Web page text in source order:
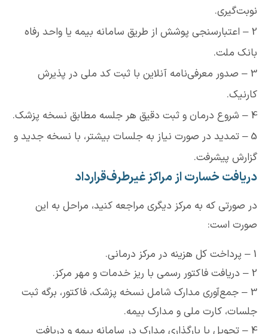
نوبت‌گیری.
2 – اعتبارسنجی پوشش از طریق سامانه بیمه یا واحد رفاه
بانک ملت.
3 – صدور معرفی‌نامه آنلاین با ثبت کد ملی در پذیرش
کارنیک.
4 – شروع درمان و ثبت دقیق هر جلسه مطابق نسخه پزشک.
5 – تمدید در صورت نیاز به جلسات بیشتر، با نسخه جدید و
گزارش پیشرفت.
دریافت خسارت از مراکز غیرطرف‌قرارداد
در صورتی که به مرکز دیگری مراجعه کنید، مراحل به این
صورت است:
1 – پرداخت کل هزینه در مرکز درمانی.
2 – دریافت فاکتور رسمی با ریز خدمات و مهر مرکز.
3 – جمع‌آوری مدارک شامل نسخه پزشک، فاکتور، برگه ثبت
جلسات، کارت ملی و مدارک بیمه.